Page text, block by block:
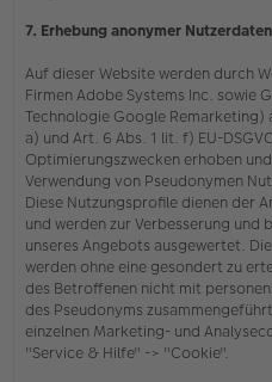
7. Erhebung anonymer Nutzerdaten
Auf dieser Website werden durch
Firmen Adobe Systems Inc. sowie
Technologie Google
a) und Art. 6 Abs. 1 lit. f) EU-
Optimierungszwecken erhoben
Verwendung von Pseudonymen
Diese Nutzungsprofile dienen der
und werden zur Verbesserung
unseres Angebots ausgewertet.
werden ohne eine gesondert zu
des Betroffenen nicht mit
des Pseudonyms
einzelnen Marketing- und
"Service & Hilfe" -> "Cookie".